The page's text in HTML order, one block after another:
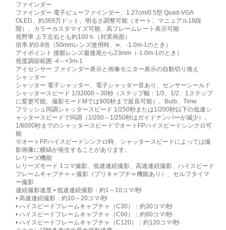
ファインダー
ファインダー 電子ビューファインダー、1.27cm/0.5型 Quad-VGA
OLED、約369万ドット、明るさ調整可能（オート、マニュアル18段
階）、カラーカスタマイズ可能、高フレームレート表示可能
視野率 上下左右とも約100％（対実画面）
倍率 約0.8倍（50mmレンズ使用時、∞、-1.0m-1のとき）
アイポイント 接眼レンズ最後尾から23mm（-1.0m-1のとき）
視度調節範囲 -4～+3m-1
アイセンサー ファインダー表示と画像モニター表示の自動切り換え
シャッター
シャッター 電子シャッター、電子シャッター音あり、センサーシールド
シャッタースピード 1/32000～30秒（ステップ幅：1/3、1/2、1ステップ
に変更可能、撮影モードMでは900秒まで延長可能）、Bulb、Time
フラッシュ同調シャッタースピード 1/250秒または1/200秒以下の低速シ
ャッタースピードで同調（1/200～1/250秒はガイドナンバーが減少）。
1/8000秒までのシャッタースピードでオートFPハイスピードシンクロ可
能
※オートFPハイスピードシンクロ時、シャッタースピードによっては撮
影画像に横縞が発生することがあります。
レリーズ機能
レリーズモード 1コマ撮影、低速連続撮影、高速連続撮影、ハイスピード
フレームキャプチャ＋撮影（プリキャプチャ機能あり）、セルフタイマ
ー撮影
連続撮影速度 • 低速連続撮影：約1～10コマ/秒
• 高速連続撮影：約10～20コマ/秒
• ハイスピードフレームキャプチャ（C30）：約30コマ/秒
• ハイスピードフレームキャプチャ（C60）：約60コマ/秒
• ハイスピードフレームキャプチャ（C120）：約120コマ/秒